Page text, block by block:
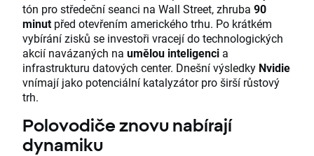
tón pro středeční seanci na Wall Street, zhruba 90
minutpřed otevřením amerického trhu. Po krátkém
vybírání zisků se investoři vracejí do technologických
akcií navázaných na umělou inteligenci a
infrastrukturu datových center. Dnešní výsledky Nvidie
vnímají jako potenciální katalyzátor pro širší růstový
trh.
Polovodiče znovu nabírají
dynamiku